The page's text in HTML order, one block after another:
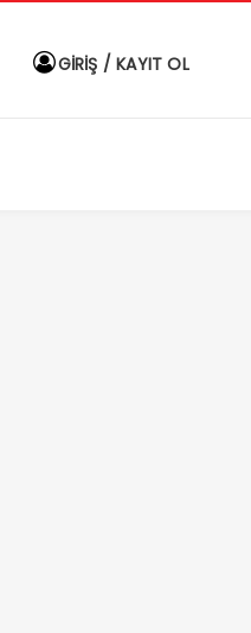
GİRİŞ / KAYIT OL